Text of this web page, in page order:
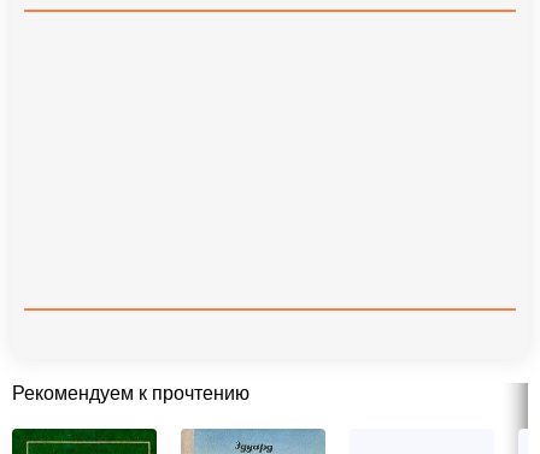
Рекомендуем к прочтению